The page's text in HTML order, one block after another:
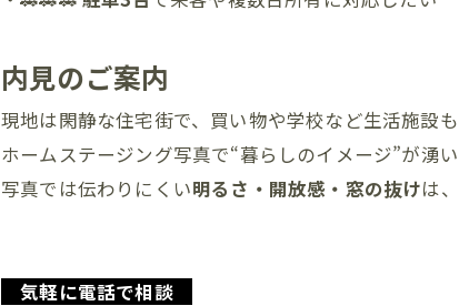
内見のご案内
現地は閑静な住宅街で、買い物や学校など生活施設も
ホームステージング写真で“暮らしのイメージ”が湧い
写真では伝わりにくい明るさ・開放感・窓の抜けは
気軽に電話で相談